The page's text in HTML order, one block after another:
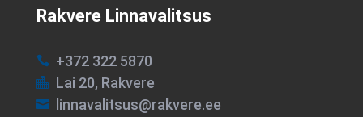
Rakvere Linnavalitsus
 +372 322 5870
 Lai 20, Rakvere
 linnavalitsus@rakvere.ee